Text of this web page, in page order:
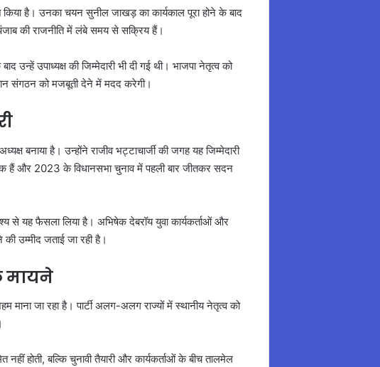
किया है। उनका चयन सुनील जाखड़ का कार्यकाल पूरा होने के बाद
की राजनीति में लंबे समय से सक्रिय हैं।
उपाध्यक्ष की जिम्मेदारी भी दी गई थी। भाजपा नेतृत्व को
संगठन को मजबूती देने में मदद करेगी।
बनाया है। उन्होंने राजीव भट्टाचार्जी की जगह यह जिम्मेदारी
हैं और 2023 के विधानसभा चुनाव में पहली बार जीतकर सदन
से यह फैसला लिया है। अभिषेक देबरॉय युवा कार्यकर्ताओं और
उम्मीद जताई जा रही है।
मायने
माना जा रहा है। पार्टी अलग-अलग राज्यों में स्थानीय नेतृत्व को
होती, बल्कि चुनावी तैयारी और कार्यकर्ताओं के बीच तालमेल